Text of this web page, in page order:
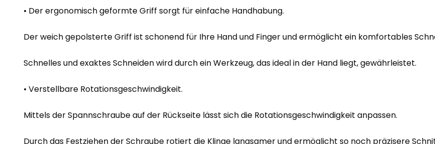
• Der ergonomisch geformte Griff sorgt für einfache Handhabung.
Der weich gepolsterte Griff ist schonend für Ihre Hand und Finger und ermöglicht ein komfortables
Schnelles und exaktes Schneiden wird durch ein Werkzeug, das ideal in der Hand liegt, gewährleistet.
• Verstellbare Rotationsgeschwindigkeit.
Mittels der Spannschraube auf der Rückseite lässt sich die Rotationsgeschwindigkeit anpassen.
Durch das Festziehen der Schraube rotiert die Klinge langsamer und ermöglicht so noch präzisere